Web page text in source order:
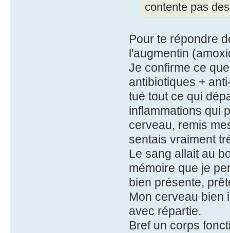
contente pas
Pour te répondre
l'augmentin
Je confirme ce
antibiotiques +
tué tout ce qui
inflammations qui
cerveau, remis
sentais vraiment
Le sang allait au
mémoire que je
bien présente,
Mon cerveau bien
avec répartie.
Bref un corps